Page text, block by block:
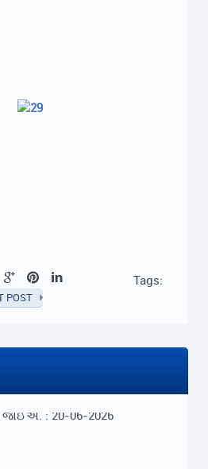
Tags:
POST
લેવાતી ફીની રકમ યુનિવર્સિટીની
: 20-06-2026